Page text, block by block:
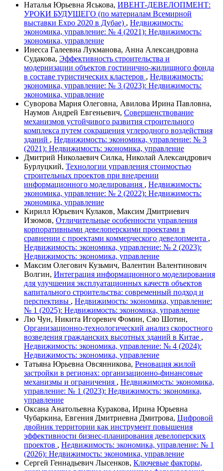
Наталья Юрьевна Яськова, ИВЕНТ-ДЕВЕЛОПМЕНТ:
УРОКИ БУДУЩЕГО (по материалам Всемирной
выставки Expo 2020 в Дубае) , Недвижимость:
экономика, управление: № 4 (2021): Недвижимость:
экономика, управление
Инесса Галеевна Лукманова, Анна Александровна
Судакова, Эффективность строительства и
модернизации объектов гостинично-жилищного фонда
в составе туристических кластеров , Недвижимость:
экономика, управление: № 3 (2023): Недвижимость:
экономика, управление
Суворова Мария Олеговна, Авилова Ирина Павловна,
Наумов Андрей Евгеньевич, Совершенствование
механизмов устойчивого развития строительного
комплекса путем сокращения углеродного воздействия
зданий , Недвижимость: экономика, управление: № 3
(2021): Недвижимость: экономика, управление
Дмитрий Николаевич Силка, Николай Александрович
Бурлуцкий, Технологии управления стоимостью
строительных проектов при внедрении
информационного моделирования , Недвижимость:
экономика, управление: № 2 (2022): Недвижимость:
экономика, управление
Кирилл Юрьевич Кулаков, Максим Дмитриевич
Изюмов, Отличительные особенности управления
корпоративными девелоперскими проектами в
сравнении с проектами коммерческого девелопмента ,
Недвижимость: экономика, управление: № 2 (2023):
Недвижимость: экономика, управление
Максим Олегович Кузьмич, Валентин Валентинович
Волгин, Интеграция информационного моделирования
для улучшения эксплуатационных качеств объектов
капитального строительства: современный подход и
перспективы , Недвижимость: экономика, управление:
№ 1 (2025): Недвижимость: экономика, управление
Лю Чун, Никита Игоревич Фомин, Сяо Шотин,
Организационно-технологический анализ скоростного
возведения гражданских высотных зданий в Китае ,
Недвижимость: экономика, управление: № 4 (2024):
Недвижимость: экономика, управление
Татьяна Юрьевна Овсянникова, Реновация жилой
застройки в регионах: организационно-финансовые
механизмы и ограничения , Недвижимость: экономика,
управление: № 1 (2023): Недвижимость: экономика,
управление
Оксана Анатольевна Куракова, Ирина Юрьевна
Чубаркина, Евгения Дмитриевна Дмитрова, Цифровой
двойник территории как инструмент повышения
эффективности бизнес-планирования девелоперских
проектов , Недвижимость: экономика, управление: № 1
(2026): Недвижимость: экономика, управление
Сергей Геннадьевич Лысенков, Ключевые факторы,